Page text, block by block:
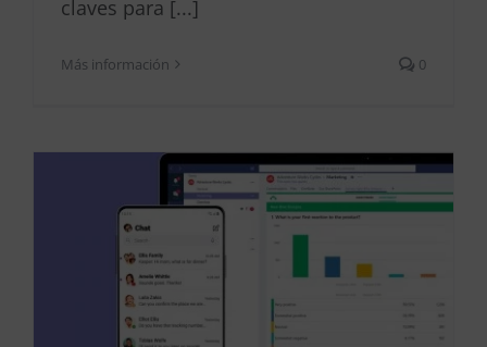
claves para [...]
Más información 0